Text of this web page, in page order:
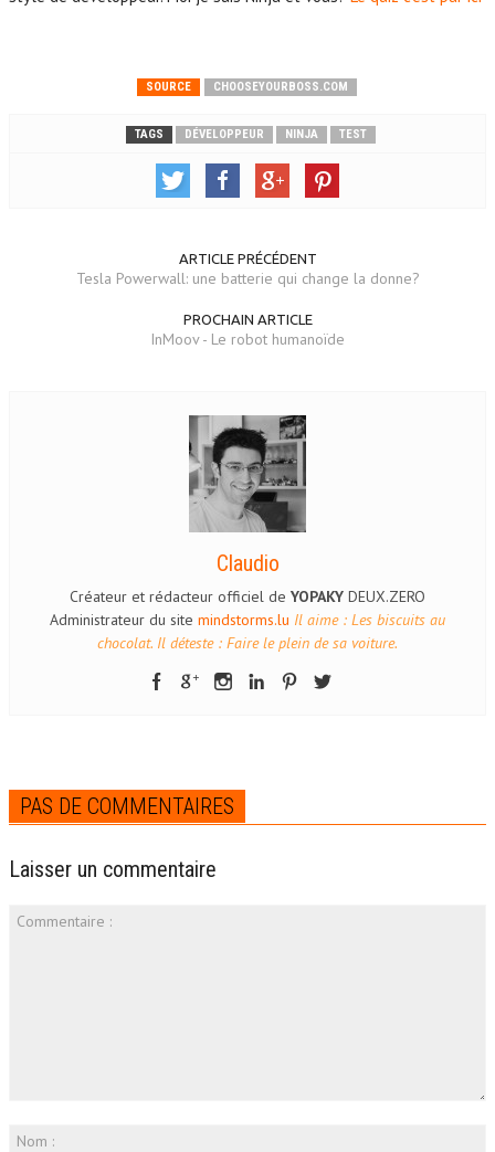
SOURCE CHOOSEYOURBOSS.COM
TAGS DÉVELOPPEUR NINJA TEST
ARTICLE PRÉCÉDENT
Tesla Powerwall: une batterie qui change la donne?
PROCHAIN ARTICLE
InMoov - Le robot humanoïde
Claudio
Créateur et rédacteur officiel de YOPAKY DEUX.ZERO
Administrateur du site mindstorms.lu Il aime : Les biscuits au
chocolat. Il déteste : Faire le plein de sa voiture.
PAS DE COMMENTAIRES
Laisser un commentaire